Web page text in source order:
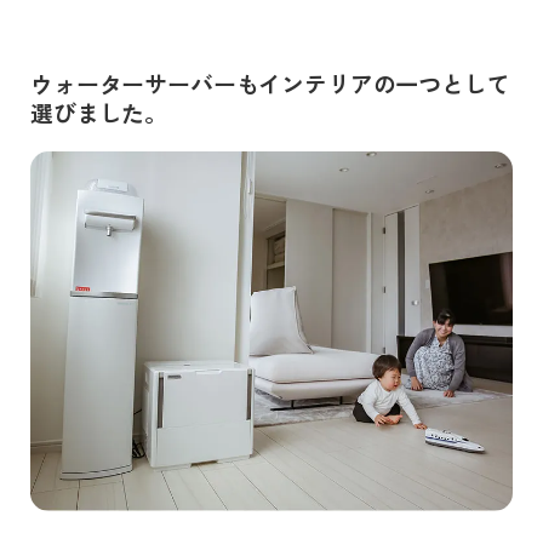
ウォーターサーバーもインテリアの一つとして
選びました。